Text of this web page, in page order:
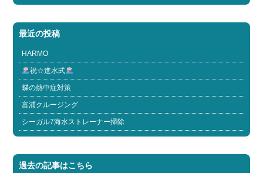
最近の投稿
HARMO
祝☆進水式
蝶の熱中症対策
富浦クルージング
シーガル7海水ストレーナー掃除
過去の記事はこちら